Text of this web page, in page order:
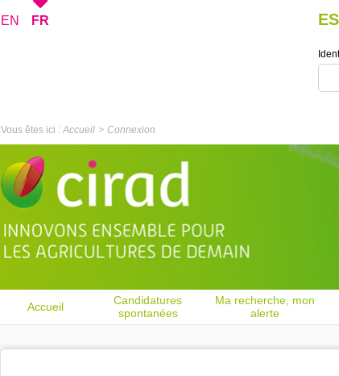
EN FR
Vous êtes ici : Accueil Connexion
Accueil
Candidatures
spontanées
Ma recherche, mon
alerte